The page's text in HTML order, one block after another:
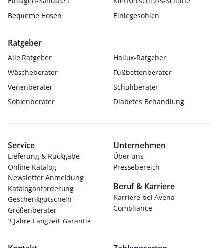
Bequeme Hosen
Einlegesohlen
Ratgeber
Alle Ratgeber
Hallux-Ratgeber
Wäscheberater
Fußbettenberater
Venenberater
Schuhberater
Sohlenberater
Diabetes Behandlung
Service
Lieferung & Rückgabe
Online Katalog
Newsletter Anmeldung
Kataloganforderung
Geschenkgutschein
Größenberater
3 Jahre Langzeit-Garantie
Unternehmen
Über uns
Pressebereich
Beruf & Karriere
Karriere bei Avena
Compliance